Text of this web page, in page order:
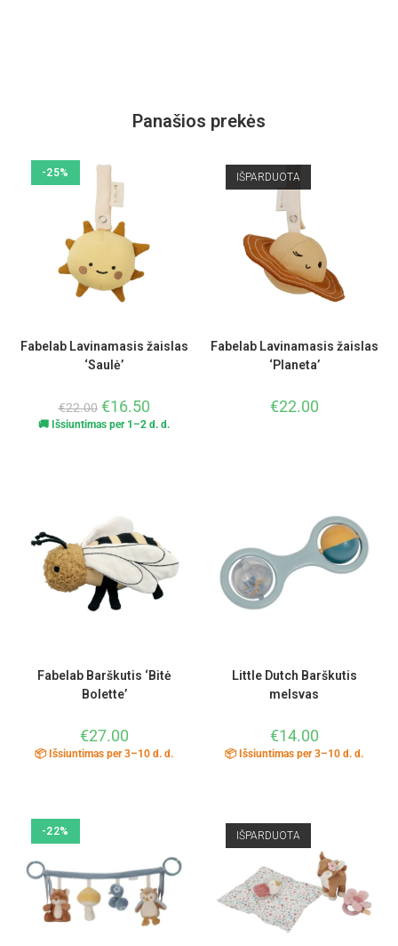
Panašios prekės
-25%
Fabelab Lavinamasis žaislas
‘Saulė’
€22.00 €16.50
🚚 Išsiuntimas per 1–2 d. d.
IŠPARDUOTA
Fabelab Lavinamasis žaislas
‘Planeta’
€22.00
Fabelab Barškutis ‘Bitė
Bolette’
€27.00
📦 Išsiuntimas per 3–10 d. d.
Little Dutch Barškutis
melsvas
€14.00
📦 Išsiuntimas per 3–10 d. d.
-22% IŠPARDUOTA